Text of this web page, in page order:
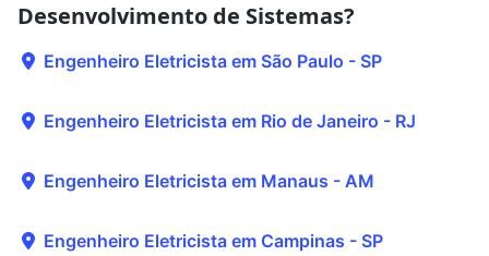
Desenvolvimento de Sistemas?
Engenheiro Eletricista em São Paulo - SP
Engenheiro Eletricista em Rio de Janeiro - RJ
Engenheiro Eletricista em Manaus - AM
Engenheiro Eletricista em Campinas - SP